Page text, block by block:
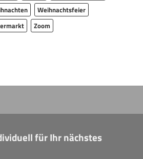
Weihnachtsfeier
Zoom
für Ihr nächstes